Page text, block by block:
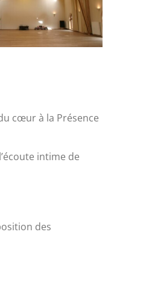
cœur à la Présence
intime de
des